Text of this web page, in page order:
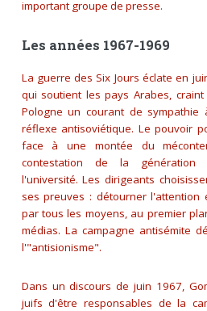
important groupe de presse.
Les années 1967-1969
La guerre des Six Jours éclate en
qui soutient les pays Arabes,
Pologne un courant de
réflexe antisoviétique. Le pouvoir
face à une montée du
contestation de la génération
l'université. Les dirigeants
ses preuves : détourner l'attention
par tous les moyens, au premier
médias. La campagne antisémite
l'"antisionisme".
Dans un discours de juin 1967,
juifs d'être responsables de la